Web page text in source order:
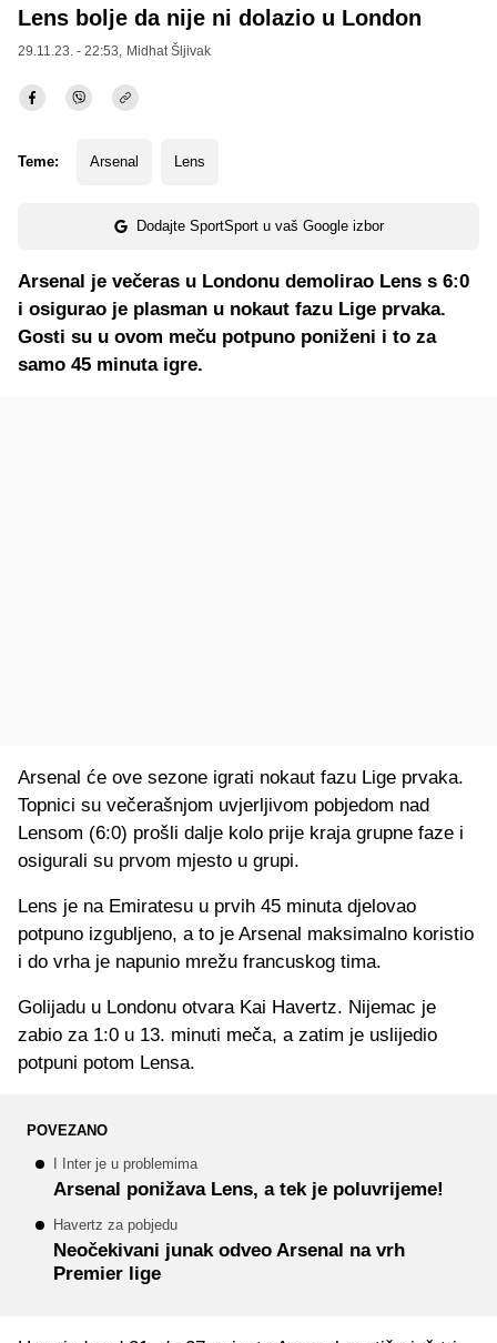
Lens bolje da nije ni dolazio u London
29.11.23. - 22:53, Midhat Šljivak
Teme: Arsenal Lens
Dodajte SportSport u vaš Google izbor
Arsenal je večeras u Londonu demolirao Lens s 6:0
i osigurao je plasman u nokaut fazu Lige prvaka.
Gosti su u ovom meču potpuno poniženi i to za
samo 45 minuta igre.
Arsenal će ove sezone igrati nokaut fazu Lige prvaka.
Topnici su večerašnjom uvjerljivom pobjedom nad
Lensom (6:0) prošli dalje kolo prije kraja grupne faze i
osigurali su prvom mjesto u grupi.
Lens je na Emiratesu u prvih 45 minuta djelovao
potpuno izgubljeno, a to je Arsenal maksimalno koristio
i do vrha je napunio mrežu francuskog tima.
Golijadu u Londonu otvara Kai Havertz. Nijemac je
zabio za 1:0 u 13. minuti meča, a zatim je uslijedio
potpuni potom Lensa.
POVEZANO
I Inter je u problemima
Arsenal ponižava Lens, a tek je poluvrijeme!
Havertz za pobjedu
Neočekivani junak odveo Arsenal na vrh
Premier lige